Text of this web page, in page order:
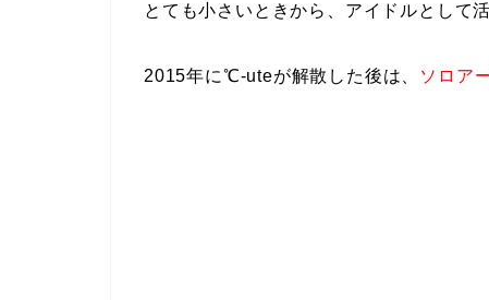
とても小さいときから、アイドルとして
2015年に℃-uteが解散した後は、 ソロア